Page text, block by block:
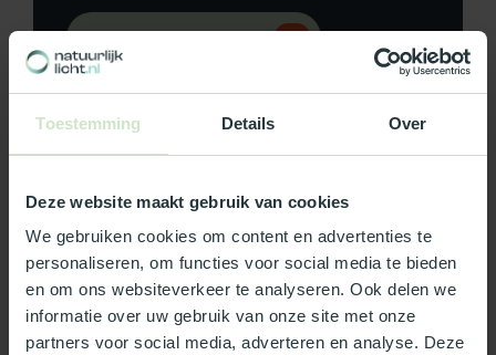
Toestemming Details Over
Deze website maakt gebruik van cookies
We gebruiken cookies om content en advertenties te
personaliseren, om functies voor social media te bieden
en om ons websiteverkeer te analyseren. Ook delen we
informatie over uw gebruik van onze site met onze
partners voor social media, adverteren en analyse. Deze
Neem contact op
Productomschrijving
Specificaties
Reviews